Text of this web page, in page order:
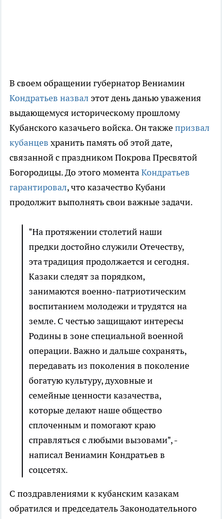
В своем обращении губернатор Вениамин
Кондратьев назвал этот день данью уважения
выдающемуся историческому прошлому
Кубанского казачьего войска. Он такжепризвал
кубанцев хранить память об этой дате,
связанной с праздником Покрова Пресвятой
Богородицы. До этого моментаКондратьев
гарантировал, что казачество Кубани
продолжит выполнять свои важные задачи.
"На протяжении столетий наши
предки достойно служили Отечеству,
эта традиция продолжается и сегодня.
Казаки следят за порядком,
занимаются военно-патриотическим
воспитанием молодежи и трудятся на
земле. С честью защищают интересы
Родины в зоне специальной военной
операции. Важно и дальше сохранять,
передавать из поколения в поколение
богатую культуру, духовные и
семейные ценности казачества,
которые делают наше общество
сплоченным и помогают краю
справляться с любыми вызовами", -
написал Вениамин Кондратьев в
соцсетях.
С поздравлениями к кубанским казакам
обратился и председатель Законодательного